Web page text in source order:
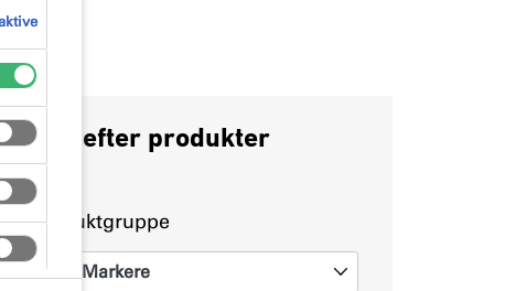
Søg efter produkter
Produktgruppe
0 Markere